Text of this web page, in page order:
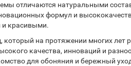
отличаются натуральными
формул и
красивыми.
который на протяжении многих
качества, инноваций и
для обоняния и бережный